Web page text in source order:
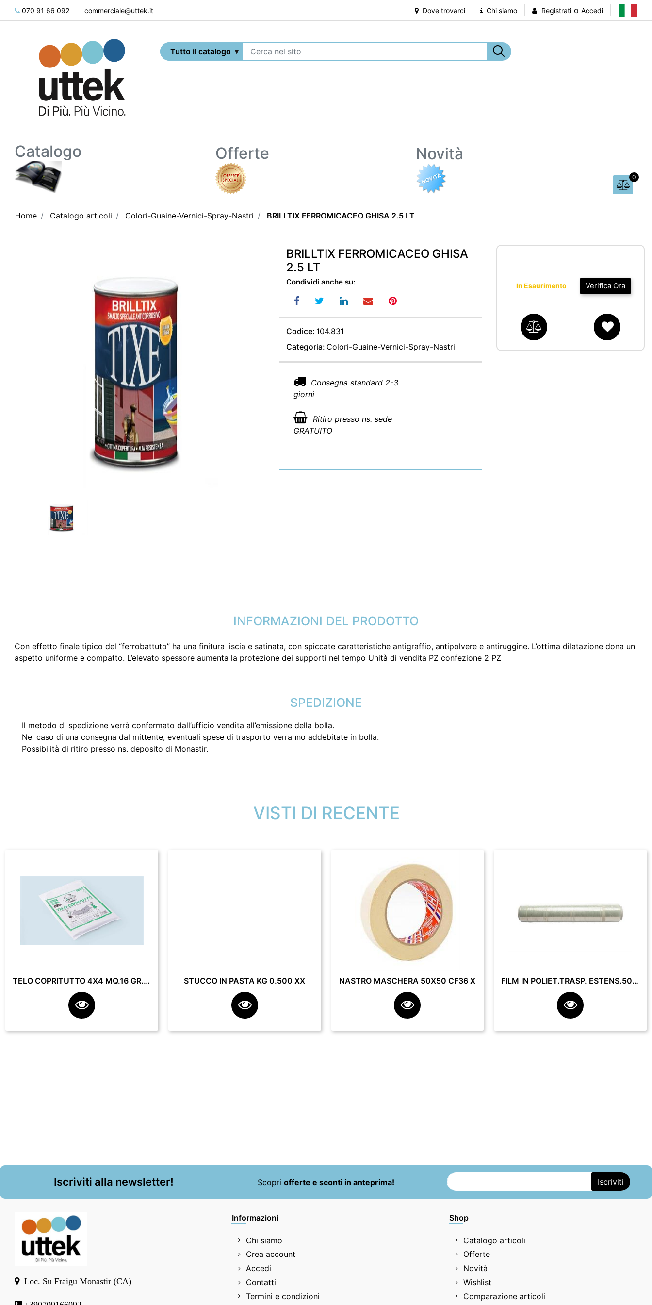
070 91 66 092 commerciale@uttek.it Dove trovarci Chi siamo Registrati o Accedi
Catalogo Offerte Novità
0
Home Catalogo articoli Colori-Guaine-Vernici-Spray-Nastri BRILLTIX FERROMICACEO GHISA 2.5 LT
BRILLTIX FERROMICACEO GHISA
2.5 LT
Condividi anche su:
Codice: 104.831
Categoria: Colori-Guaine-Vernici-Spray-Nastri
Consegna standard 2-3
giorni
Ritiro presso ns. sede
GRATUITO
Verifica Ora
In Esaurimento
INFORMAZIONI DEL PRODOTTO
Con effetto finale tipico del “ferrobattuto” ha una finitura liscia e satinata, con spiccate caratteristiche antigraffio, antipolvere e antiruggine. L’ottima dilatazione dona un
aspetto uniforme e compatto. L’elevato spessore aumenta la protezione dei supporti nel tempo Unità di vendita PZ confezione 2 PZ
SPEDIZIONE
Il metodo di spedizione verrà confermato dall’ufficio vendita all’emissione della bolla.
Nel caso di una consegna dal mittente, eventuali spese di trasporto verranno addebitate in bolla.
Possibilità di ritiro presso ns. deposito di Monastir.
VISTI DI RECENTE
TELO COPRITUTTO 4X4 MQ.16 GR. 200** STUCCO IN PASTA KG 0.500 XX NASTRO MASCHERA 50X50 CF36 X FILM IN POLIET.TRASP. ESTENS.50 CM 23 MY 2.2 KG **
Iscriviti alla newsletter! Scopri offerte e sconti in anteprima!
Loc. Su Fraigu Monastir (CA)
Informazioni
Chi siamo
Crea account
Accedi
Contatti
Termini e condizioni
Shop
Catalogo articoli
Offerte
Novità
Wishlist
Comparazione articoli